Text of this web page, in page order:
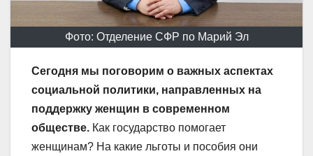
Фото: Отделение СФР по Марий Эл
Сегодня мы поговорим о важных аспектах
социальной политики, направленных на
поддержку женщин в современном
обществе. Как государство помогает
женщинам? На какие льготы и пособия они